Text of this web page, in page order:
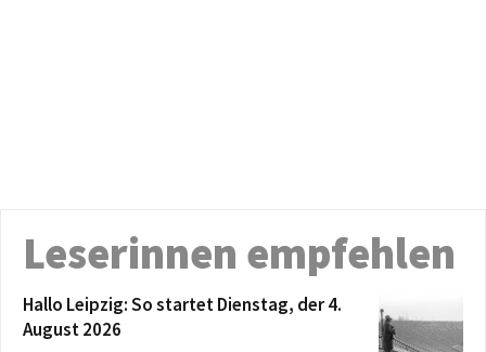
Leserinnen empfehlen
Hallo Leipzig: So startet Dienstag, der 4.
August 2026